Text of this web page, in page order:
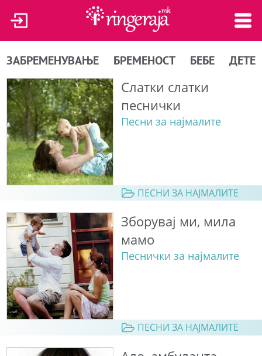
ЗАБРЕМЕНУВАЊЕ БРЕМЕНОСТ БЕБЕ ДЕТЕ
Слатки слатки
песнички
Песни за најмалите
ПЕСНИ ЗА НАЈМАЛИТЕ
Зборувај ми, мила
мамо
Песнички за најмалите
ПЕСНИ ЗА НАЈМАЛИТЕ